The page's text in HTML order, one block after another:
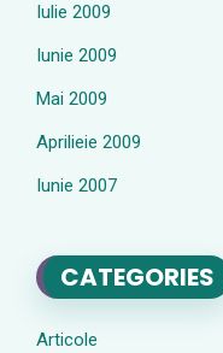
Iulie 2009
Iunie 2009
Mai 2009
Aprilieie 2009
Iunie 2007
CATEGORIES
Articole